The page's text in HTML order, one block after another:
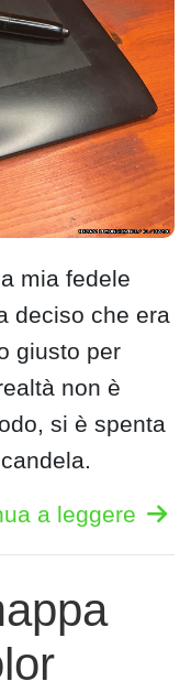
mia fedele
deciso che era
giusto per
non è
si è spenta
a leggere